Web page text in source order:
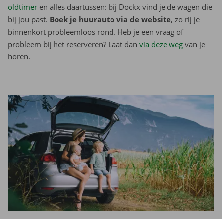
oldtimer en alles daartussen: bij Dockx vind je de wagen die
bij jou past. Boek je huurauto via de website, zo rij je
binnenkort probleemloos rond. Heb je een vraag of
probleem bij het reserveren? Laat dan via deze weg van je
horen.